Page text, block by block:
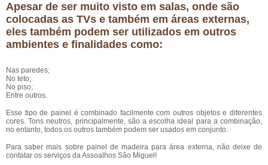
Apesar de ser muito visto em salas, onde são
colocadas as TVs e também em áreas externas,
eles também podem ser utilizados em outros
ambientes e finalidades como:
Nas paredes;
No teto;
No piso;
Entre outros.
Esse tipo de painel é combinado facilmente com outros objetos e diferentes
cores. Tons neutros, principalmente, são a escolha ideal para a combinação,
no entanto, todos os outros também podem ser usados em conjunto.
Para saber mais sobre painel de madeira para área externa, não deixe de
contatar os serviços da Assoalhos São Miguel!